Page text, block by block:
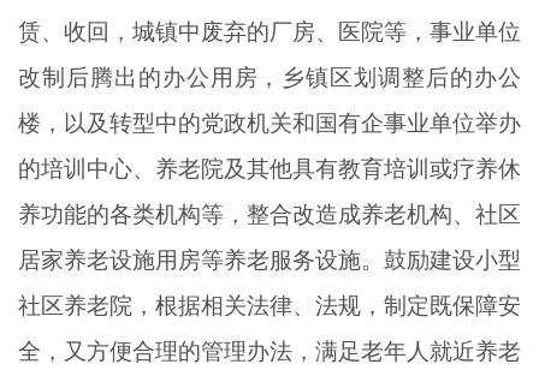
赁、收回，城镇中废弃的厂房、医院等，事业单位
改制后腾出的办公用房，乡镇区划调整后的办公
楼，以及转型中的党政机关和国有企事业单位举办
的培训中心、养老院及其他具有教育培训或疗养休
养功能的各类机构等，整合改造成养老机构、社区
居家养老设施用房等养老服务设施。鼓励建设小型
社区养老院，根据相关法律、法规，制定既保障安
全，又方便合理的管理办法，满足老年人就近养老